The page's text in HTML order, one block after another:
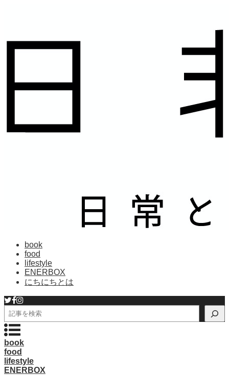
book
food
lifestyle
ENERBOX
にちにちとは
検
索
book
food
lifestyle
ENERBOX